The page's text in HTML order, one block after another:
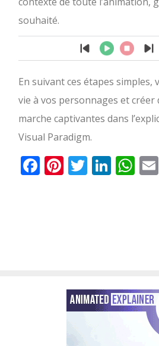
souhaité.
En suivant ces étapes simples,
vie à vos personnages et créer
marche captivantes dans
Visual Paradigm.
Facebook
Pinterest
Twitter